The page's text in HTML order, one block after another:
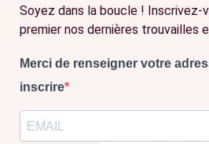
Soyez dans la boucle ! Inscrivez-
premier nos dernières trouvailles
Merci de renseigner votre
inscrire